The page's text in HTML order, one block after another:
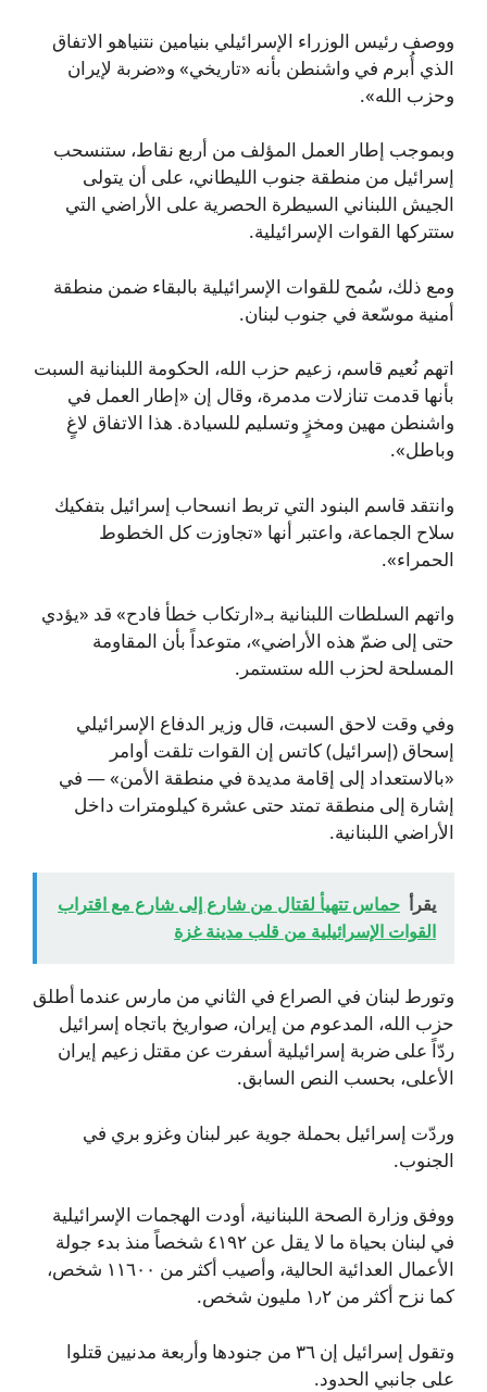
ووصف رئيس الوزراء الإسرائيلي بنيامين نتنياهو الاتفاق
الذي أُبرم في واشنطن بأنه «تاريخي» و«ضربة لإيران
وحزب الله».
وبموجب إطار العمل المؤلف من أربع نقاط، ستنسحب
إسرائيل من منطقة جنوب الليطاني، على أن يتولى
الجيش اللبناني السيطرة الحصرية على الأراضي التي
ستتركها القوات الإسرائيلية.
ومع ذلك، سُمح للقوات الإسرائيلية بالبقاء ضمن منطقة
أمنية موسّعة في جنوب لبنان.
اتهم نُعيم قاسم، زعيم حزب الله، الحكومة اللبنانية السبت
بأنها قدمت تنازلات مدمرة، وقال إن «إطار العمل في
واشنطن مهين ومخزٍ وتسليم للسيادة. هذا الاتفاق لاغٍ
وباطل».
وانتقد قاسم البنود التي تربط انسحاب إسرائيل بتفكيك
سلاح الجماعة، واعتبر أنها «تجاوزت كل الخطوط
الحمراء».
واتهم السلطات اللبنانية بـ«ارتكاب خطأ فادح» قد «يؤدي
حتى إلى ضمّ هذه الأراضي»، متوعداً بأن المقاومة
المسلحة لحزب الله ستستمر.
وفي وقت لاحق السبت، قال وزير الدفاع الإسرائيلي
إسحاق (إسرائيل) كاتس إن القوات تلقت أوامر
«بالاستعداد إلى إقامة مديدة في منطقة الأمن» — في
إشارة إلى منطقة تمتد حتى عشرة كيلومترات داخل
الأراضي اللبنانية.
يقرأ حماس تتهيأ لقتال من شارع إلى شارع مع اقتراب
القوات الإسرائيلية من قلب مدينة غزة
وتورط لبنان في الصراع في الثاني من مارس عندما أطلق
حزب الله، المدعوم من إيران، صواريخ باتجاه إسرائيل
ردّاً على ضربة إسرائيلية أسفرت عن مقتل زعيم إيران
الأعلى، بحسب النص السابق.
وردّت إسرائيل بحملة جوية عبر لبنان وغزو بري في
الجنوب.
ووفق وزارة الصحة اللبنانية، أودت الهجمات الإسرائيلية
في لبنان بحياة ما لا يقل عن ٤١٩٢ شخصاً منذ بدء جولة
الأعمال العدائية الحالية، وأصيب أكثر من ١١٦٠٠ شخص،
كما نزح أكثر من ١٫٢ مليون شخص.
وتقول إسرائيل إن ٣٦ من جنودها وأربعة مدنيين قتلوا
على جانبي الحدود.